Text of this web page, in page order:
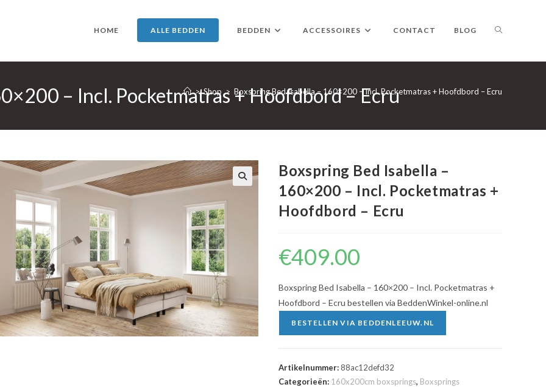
HOME ALLE BEDDEN BEDDEN ACCESSOIRES CONTACT BLOG TOGGLE
WEBSITE
– Incl. Pocketmatras + Hoofdbord – Ecru
> Shop > Boxspring Bed Isabella – 160×200 – Incl. Pocketmatras + Hoofdbord – Ecru
Boxspring Bed Isabella –
160×200 – Incl. Pocketmatras +
Hoofdbord – Ecru
€409.00
Boxspring Bed Isabella – 160×200 – Incl. Pocketmatras +
Hoofdbord – Ecru bestellen via BeddenWinkel-online.nl
BESTELLEN VIA BEDDENLEEUW.NL
Artikelnummer:88ac12defd32
Categorieën: 160x200cm boxsprings, Boxsprings